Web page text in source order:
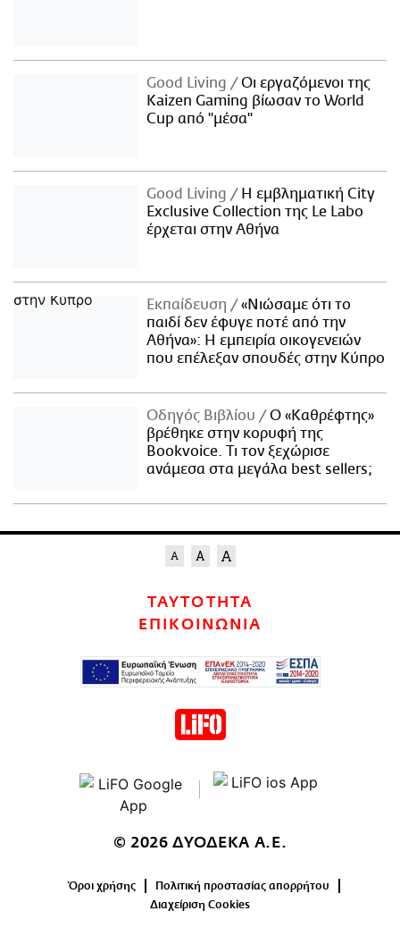
Good Living
Οι εργαζόμενοι της
Kaizen Gaming βίωσαν το World
Cup από "μέσα"
Good Living
Η εμβληματική City
Exclusive Collection της Le Labo
έρχεται στην Αθήνα
Εκπαίδευση
«Νιώσαμε ότι το
παιδί δεν έφυγε ποτέ από την
Αθήνα»: Η εμπειρία οικογενειών
που επέλεξαν σπουδές στην Κύπρο
Οδηγός Βιβλίου
Ο «Καθρέφτης»
βρέθηκε στην κορυφή της
Bookvoice. Τι τον ξεχώρισε
ανάμεσα στα μεγάλα best sellers;
ΤΑΥΤΟΤΗΤΑ
ΕΠΙΚΟΙΝΩΝΙΑ
© 2026 ΔΥΟΔΕΚΑ Α.Ε.
Όροι χρήσης
Πολιτική προστασίας απορρήτου
Διαχείριση Cookies